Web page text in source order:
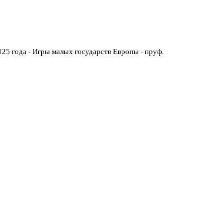
года - Игры малых государств Европы - пруф.